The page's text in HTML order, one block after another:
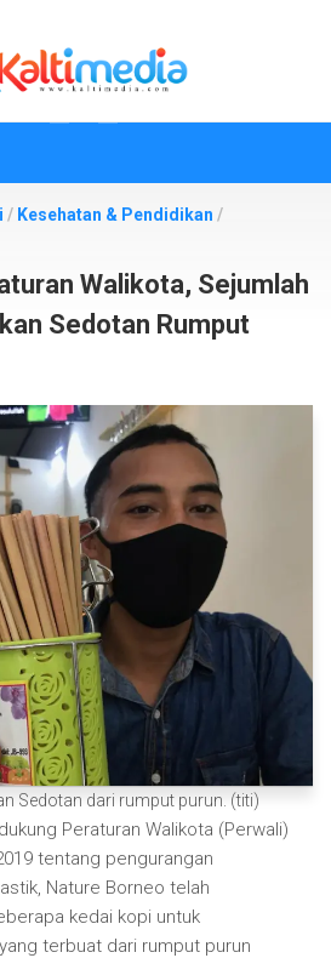
/ Kesehatan & Pendidikan /
Walikota, Sejumlah
Sedotan Rumput
Sedotan dari rumput purun. (titi)
Peraturan Walikota (Perwali)
tentang pengurangan
Nature Borneo telah
kedai kopi untuk
terbuat dari rumput purun